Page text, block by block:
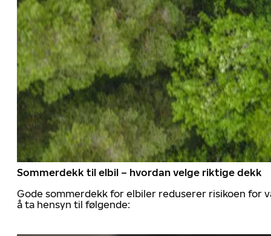
Sommerdekk til elbil – hvordan velge riktige dekk
Gode sommerdekk for elbiler reduserer risikoen for
å ta hensyn til følgende: